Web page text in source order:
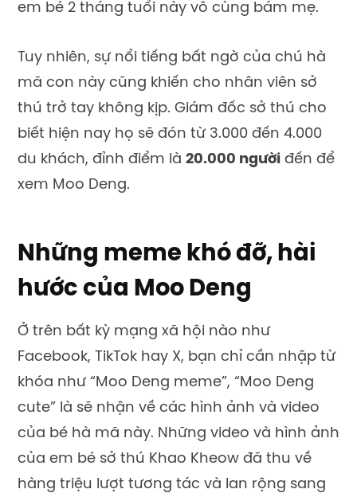
em bé 2 tháng tuổi này vô cùng bám mẹ.
Tuy nhiên, sự nổi tiếng bất ngờ của chú hà
mã con này cũng khiến cho nhân viên sở
thú trở tay không kịp. Giám đốc sở thú cho
biết hiện nay họ sẽ đón từ 3.000 đến 4.000
du khách, đỉnh điểm là 20.000 người đến để
xem Moo Deng.
Những meme khó đỡ, hài
hước của Moo Deng
Ở trên bất kỳ mạng xã hội nào như
Facebook, TikTok hay X, bạn chỉ cần nhập từ
khóa như “Moo Deng meme”, “Moo Deng
cute” là sẽ nhận về các hình ảnh và video
của bé hà mã này. Những video và hình ảnh
của em bé sở thú Khao Kheow đã thu về
hàng triệu lượt tương tác và lan rộng sang